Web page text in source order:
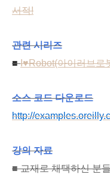
서적!
관련 시리즈
■I♥Robot(아이러브로
소스 코드 다운로드
http://
강의 자료
■ 교재로 채택하신 분